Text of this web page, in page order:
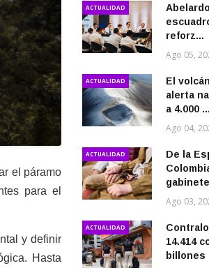
el páramo
para el
y definir
Hasta
ACTUALIDAD
reforz...
Ago 05,
ACTUALIDAD
El
alerta
a 4.000 ...
Ago 04,
ACTUALIDAD
De la
gabinete
Ago 03,
ACTUALIDAD
14.414
billones